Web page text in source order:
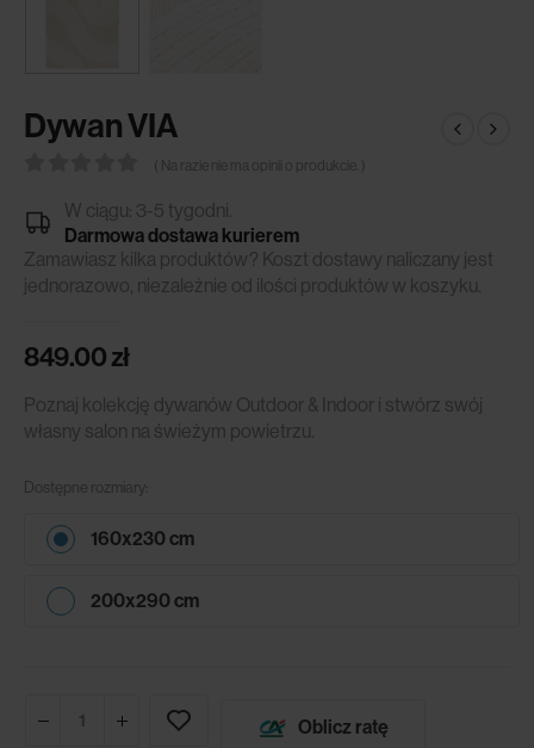
Dywan VIA
( Na razie nie ma opinii o produkcie. )
W ciągu: 3-5 tygodni.
Darmowa dostawa kurierem
Zamawiasz kilka produktów? Koszt dostawy naliczany jest
jednorazowo, niezależnie od ilości produktów w koszyku.
849.00zł
Poznaj kolekcję dywanów Outdoor & Indoor i stwórz swój
własny salon na świeżym powietrzu.
Dostępne rozmiary:
160x230 cm
200x290 cm
Oblicz ratę